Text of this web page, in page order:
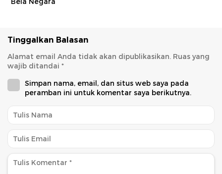
Tinggalkan Balasan
Alamat email Anda tidak akan dipublikasikan. Ruas yang
wajib ditandai *
Simpan nama, email, dan situs web saya pada
peramban ini untuk komentar saya berikutnya.